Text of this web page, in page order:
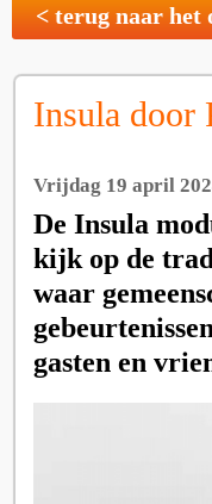
< terug naar het
Insula door
Vrijdag 19 april
De Insula
kijk op de
waar
gasten en